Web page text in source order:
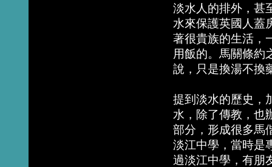
淡水人的排外，甚
水來保護英國人蓋
著很貴族的生活，
用飯的。馬關條約
說，只是換湯不換
提到淡水的歷史，
水，除了傳教，也
部分，形成很多馬
淡江中學，當時是
過淡江中學，有朋